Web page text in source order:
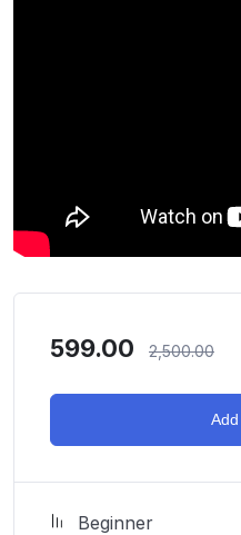
599.00 2,500.00
Beginner